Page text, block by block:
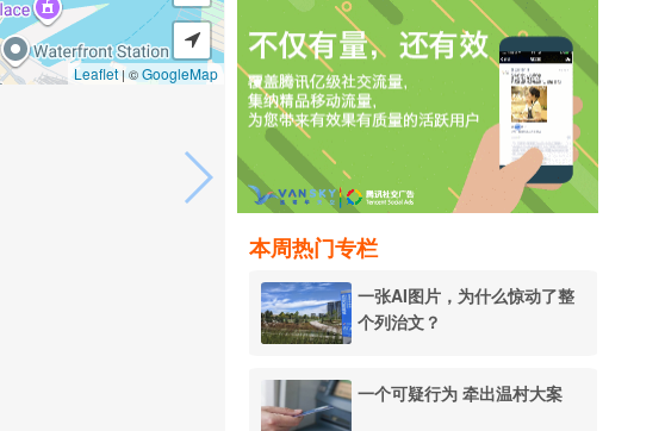
本周热门专栏
一张AI图片，为什么惊动了整
个列治文？
一个可疑行为 牵出温村大案
Leaflet| ©GoogleMap